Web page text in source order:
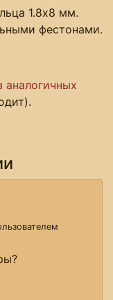
1.8х8 мм.
фестонами.
аналогичных